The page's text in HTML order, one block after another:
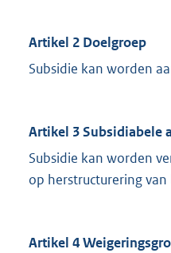
Artikel 2 Doelgroep
Subsidie kan worden
Artikel 3 Subsidiabele
Subsidie kan worden
op herstructurering
Artikel 4